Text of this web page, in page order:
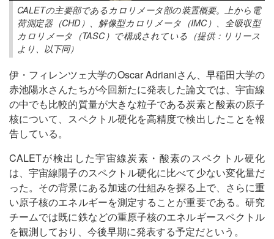
CALETの主要部であるカロリメータ部の装置概要。上から電
荷測定器（CHD）、解像型カロリメータ（IMC）、全吸収型
カロリメータ（TASC）で構成されている（提供：リリース
より、以下同）
伊・フィレンツェ大学のOscar Adrianiさん、早稲田大学の
赤池陽水さんたちが今回新たに発表した論文では、宇宙線
の中でも比較的質量が大きな粒子である炭素と酸素の原子
核について、スペクトル硬化を高精度で検出したことを報
告している。
CALETが検出した宇宙線炭素・酸素のスペクトル硬化
は、宇宙線陽子のスペクトル硬化に比べて少ない変化量だ
った。その背景にある加速の仕組みを探る上で、さらに重
い原子核のエネルギーを測定することが重要である。研究
チームでは既に鉄などの重原子核のエネルギースペクトル
を観測しており、今後早期に発表する予定だという。